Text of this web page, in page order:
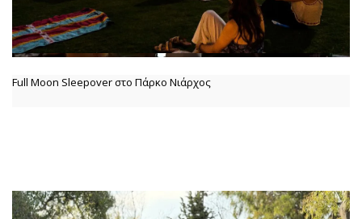
Full Moon Sleepover στο Πάρκο Νιάρχος